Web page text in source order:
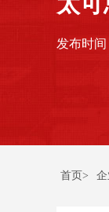
发布时间
首页>